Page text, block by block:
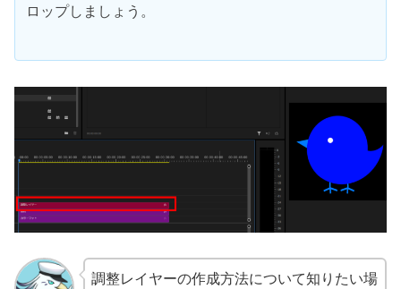
ロップしましょう。
調整レイヤーの作成方法について知りたい場